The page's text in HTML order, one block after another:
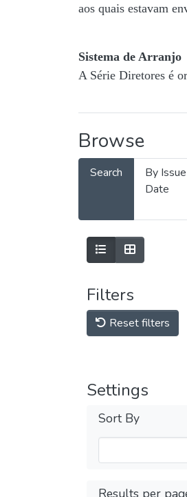
aos quais estavam
Sistema de Arranjo
A Série Diretores é
Browse
Search
By Issue
Date
Filters
Reset filters
Settings
Sort By
Results per